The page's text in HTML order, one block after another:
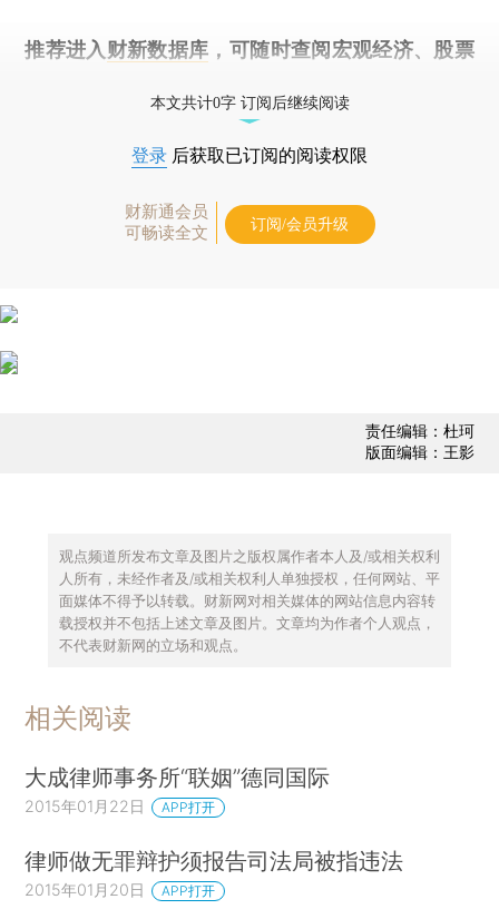
推荐进入 财新数据库 ，可随时查阅宏观经济、股票
本文共计0字 订阅后继续阅读
登录 后获取已订阅的阅读权限
财新通会员
可畅读全文
订阅/会员升级
责任编辑：杜珂
版面编辑：王影
观点频道所发布文章及图片之版权属作者本人及/或相关权利
人所有，未经作者及/或相关权利人单独授权，任何网站、平
面媒体不得予以转载。财新网对相关媒体的网站信息内容转
载授权并不包括上述文章及图片。文章均为作者个人观点，
不代表财新网的立场和观点。
相关阅读
大成律师事务所“联姻”德同国际
2015年01月22日 APP打开
律师做无罪辩护须报告司法局被指违法
2015年01月20日 APP打开